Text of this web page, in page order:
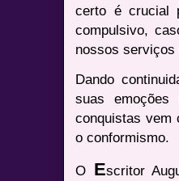
certo é crucial
compulsivo,
nossos serviços
Dando
suas
conquistas vem
o conformismo.
O Escritor